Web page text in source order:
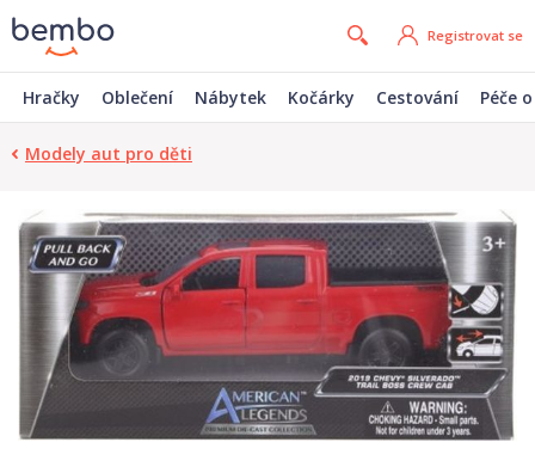
Registrovat se
Hračky Oblečení Nábytek Kočárky Cestování Péče
Modely aut pro děti